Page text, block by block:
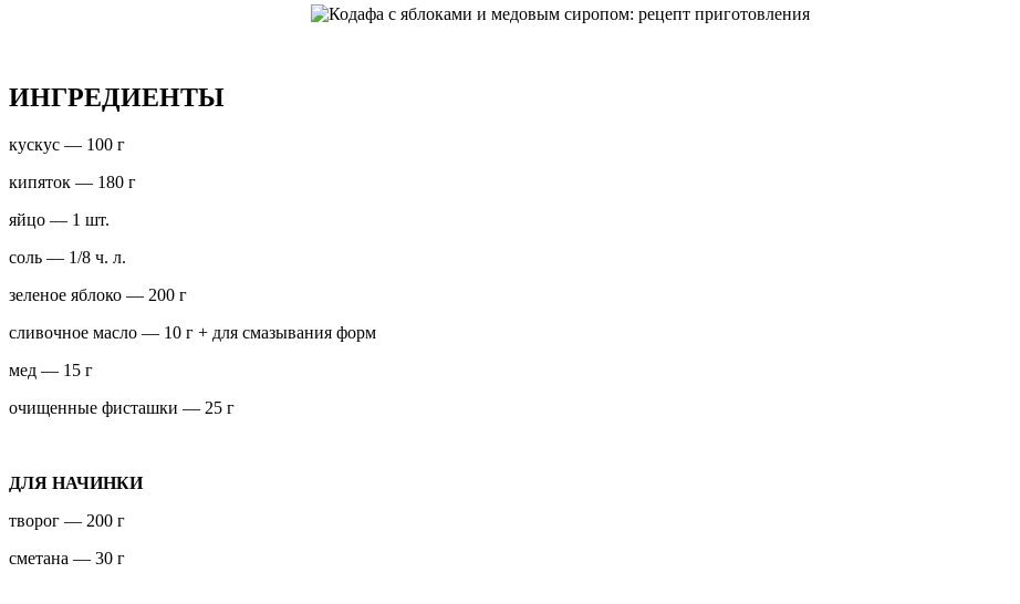
ИНГРЕДИЕНТЫ
кускус — 100 г
кипяток — 180 г
яйцо — 1 шт.
соль — 1/8 ч. л.
зеленое яблоко — 200 г
сливочное масло — 10 г + для смазывания форм
мед — 15 г
очищенные фисташки — 25 г
ДЛЯ НАЧИНКИ
творог — 200 г
сметана — 30 г